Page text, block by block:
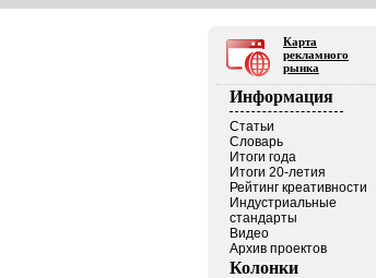
Карта
рекламного
рынка
Информация
Статьи
Словарь
Итоги года
Итоги 20-летия
Рейтинг креативности
Индустриальные
стандарты
Видео
Архив проектов
Колонки